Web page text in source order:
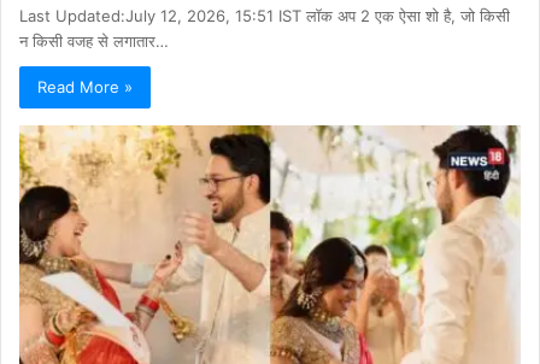
Last Updated:July 12, 2026, 15:51 IST लॉक अप 2 एक ऐसा शो है, जो किसी
न किसी वजह से लगातार…
Read More »